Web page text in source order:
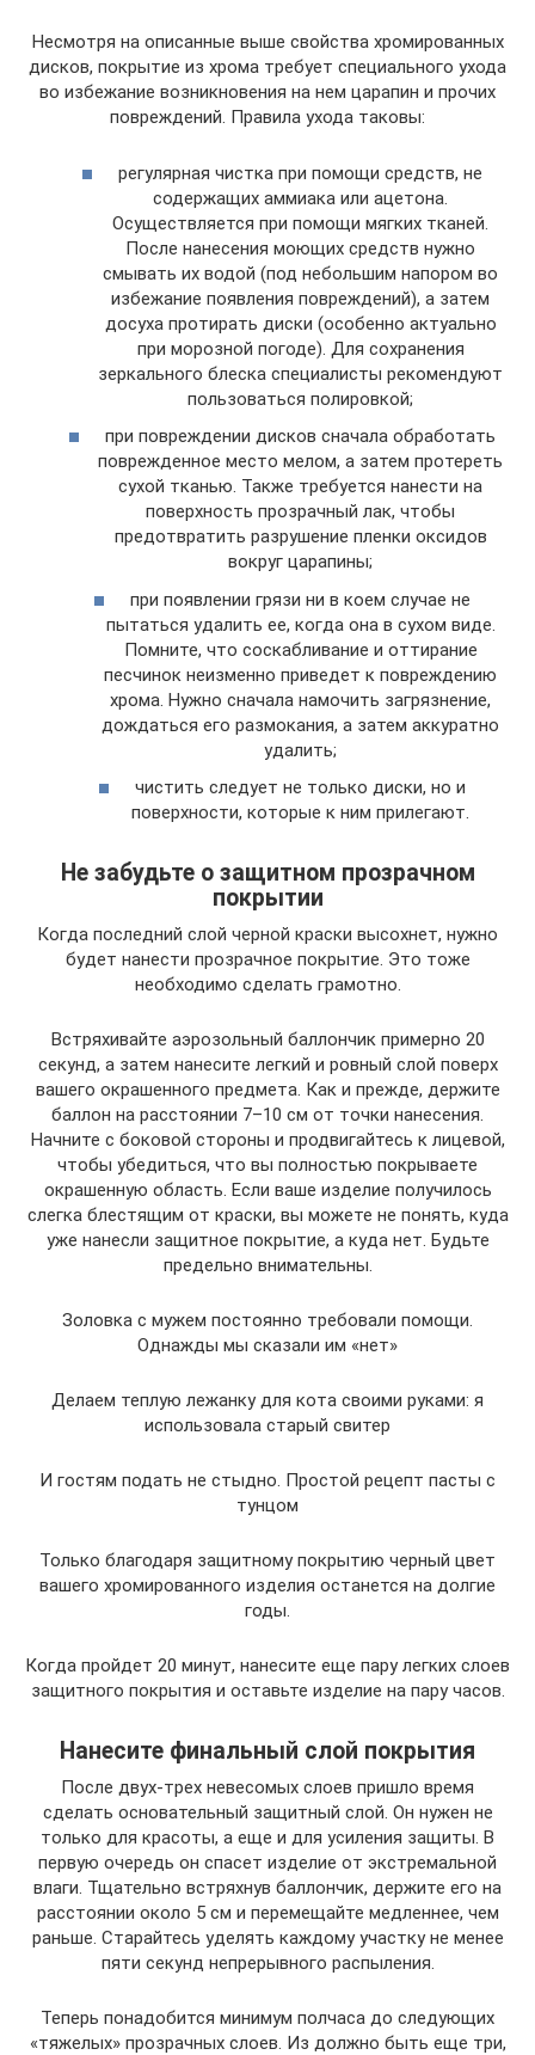
Несмотря на описанные выше свойства хромированных
дисков, покрытие из хрома требует специального ухода
во избежание возникновения на нем царапин и прочих
повреждений. Правила ухода таковы:
регулярная чистка при помощи средств, не
содержащих аммиака или ацетона.
Осуществляется при помощи мягких тканей.
После нанесения моющих средств нужно
смывать их водой (под небольшим напором во
избежание появления повреждений), а затем
досуха протирать диски (особенно актуально
при морозной погоде). Для сохранения
зеркального блеска специалисты рекомендуют
пользоваться полировкой;
при повреждении дисков сначала обработать
поврежденное место мелом, а затем протереть
сухой тканью. Также требуется нанести на
поверхность прозрачный лак, чтобы
предотвратить разрушение пленки оксидов
вокруг царапины;
при появлении грязи ни в коем случае не
пытаться удалить ее, когда она в сухом виде.
Помните, что соскабливание и оттирание
песчинок неизменно приведет к повреждению
хрома. Нужно сначала намочить загрязнение,
дождаться его размокания, а затем аккуратно
удалить;
чистить следует не только диски, но и
поверхности, которые к ним прилегают.
Не забудьте о защитном прозрачном
покрытии
Когда последний слой черной краски высохнет, нужно
будет нанести прозрачное покрытие. Это тоже
необходимо сделать грамотно.
Встряхивайте аэрозольный баллончик примерно 20
секунд, а затем нанесите легкий и ровный слой поверх
вашего окрашенного предмета. Как и прежде, держите
баллон на расстоянии 7–10 см от точки нанесения.
Начните с боковой стороны и продвигайтесь к лицевой,
чтобы убедиться, что вы полностью покрываете
окрашенную область. Если ваше изделие получилось
слегка блестящим от краски, вы можете не понять, куда
уже нанесли защитное покрытие, а куда нет. Будьте
предельно внимательны.
Золовка с мужем постоянно требовали помощи.
Однажды мы сказали им «нет»
Делаем теплую лежанку для кота своими руками: я
использовала старый свитер
И гостям подать не стыдно. Простой рецепт пасты с
тунцом
Только благодаря защитному покрытию черный цвет
вашего хромированного изделия останется на долгие
годы.
Когда пройдет 20 минут, нанесите еще пару легких слоев
защитного покрытия и оставьте изделие на пару часов.
Нанесите финальный слой покрытия
После двух-трех невесомых слоев пришло время
сделать основательный защитный слой. Он нужен не
только для красоты, а еще и для усиления защиты. В
первую очередь он спасет изделие от экстремальной
влаги. Тщательно встряхнув баллончик, держите его на
расстоянии около 5 см и перемещайте медленнее, чем
раньше. Старайтесь уделять каждому участку не менее
пяти секунд непрерывного распыления.
Теперь понадобится минимум полчаса до следующих
«тяжелых» прозрачных слоев. Из должно быть еще три,